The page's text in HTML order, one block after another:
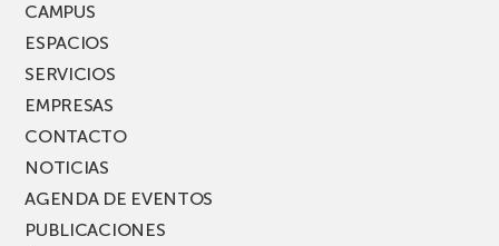
CAMPUS
ESPACIOS
SERVICIOS
EMPRESAS
CONTACTO
NOTICIAS
AGENDA DE EVENTOS
PUBLICACIONES